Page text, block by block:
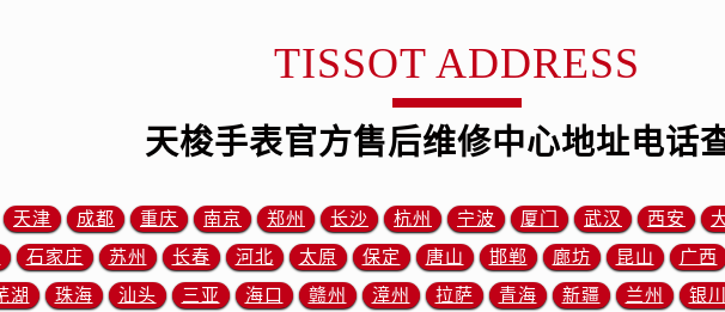
辽市科尔沁区明仁大街售后服务中心（需提前预约）
海市海勃湾区人民南路售后服务中心（需提前预约）
兰察布市集宁区恩和大街售后服务中心（需提前预约）
城区迎宾街售后服务中心（需提前预约）
区黄华街售后服务中心（需提前预约）
次区顺城街售后服务中心（需提前预约）
TISSOT ADDRESS
天梭手表官方售后维修中心地址电话
天津 成都 重庆 南京 郑州 长沙 杭州 宁波 厦门 武汉 西安
石家庄 苏州 长春 河北 太原 保定 唐山 邯郸 廊坊 昆山
广西
湖 珠海 汕头 三亚 海口 赣州 漳州 拉萨 青海 新疆 兰州
银